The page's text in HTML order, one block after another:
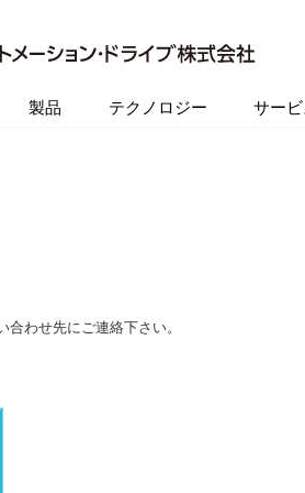
製品 テクノロジー サー
わせ先にご連絡下さい。